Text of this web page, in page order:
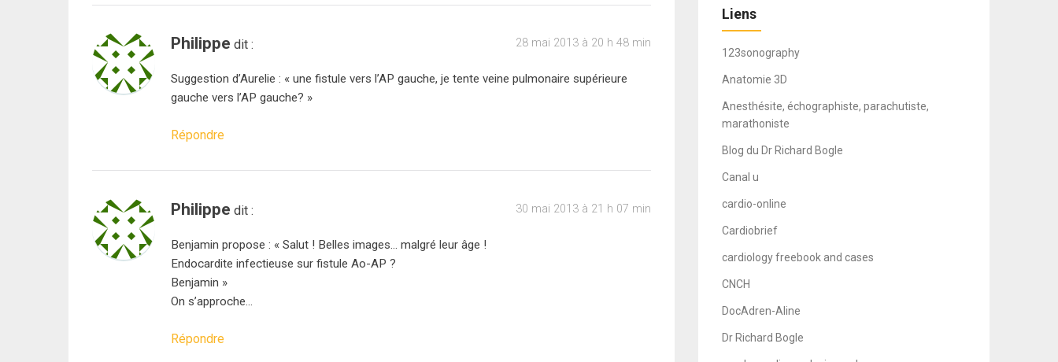
Philippe dit : 28 mai 2013 à 20 h 48 min
Suggestion d’Aurelie : « une fistule vers l’AP gauche, je tente veine pulmonaire supérieure
gauche vers l’AP gauche? »
Répondre
Philippe dit : 30 mai 2013 à 21 h 07 min
Benjamin propose : « Salut ! Belles images… malgré leur âge !
Endocardite infectieuse sur fistule Ao-AP ?
Benjamin »
On s’approche…
Répondre
Liens
123sonography
Anatomie 3D
Anesthésite, échographiste, parachutiste,
marathoniste
Blog du Dr Richard Bogle
Canal u
cardio-online
Cardiobrief
cardiology freebook and cases
CNCH
DocAdren-Aline
Dr Richard Bogle